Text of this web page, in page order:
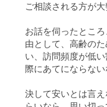
ご相談される方が
お話を伺ったとこ
由として、高齢の
い、訪問頻度が低
際にあてにならな
決して安いとは言